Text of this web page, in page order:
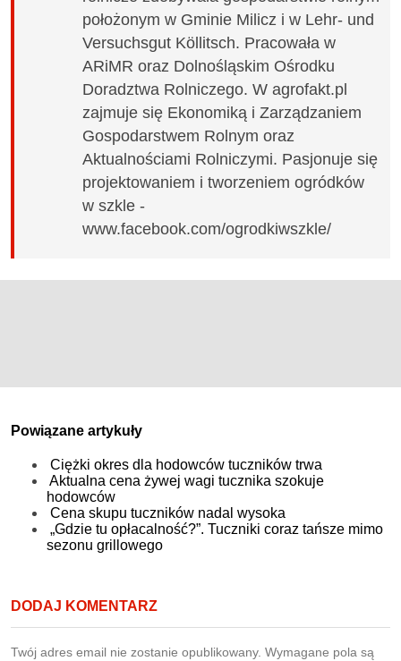
położonym w Gminie Milicz i w Lehr- und
Versuchsgut Köllitsch. Pracowała w
ARiMR oraz Dolnośląskim Ośrodku
Doradztwa Rolniczego. W agrofakt.pl
zajmuje się Ekonomiką i Zarządzaniem
Gospodarstwem Rolnym oraz
Aktualnościami Rolniczymi. Pasjonuje się
projektowaniem i tworzeniem ogródków
w szkle -
www.facebook.com/ogrodkiwszkle/
Powiązane artykuły
Ciężki okres dla hodowców tuczników trwa
Aktualna cena żywej wagi tucznika szokuje
hodowców
Cena skupu tuczników nadal wysoka
„Gdzie tu opłacalność?”. Tuczniki coraz tańsze mimo
sezonu grillowego
DODAJ KOMENTARZ
Twój adres email nie zostanie opublikowany. Wymagane pola są